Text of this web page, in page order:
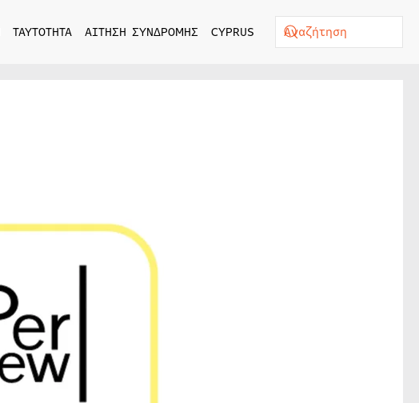
ΤΑΥΤΟΤΗΤΑ ΑΙΤΗΣΗ ΣΥΝΔΡΟΜΗΣ CYPRUS